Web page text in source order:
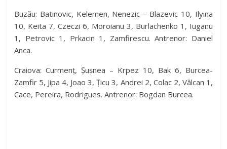
Buzău: Batinovic, Kelemen, Nenezic – Blazevic 10, Ilyina
10, Keita 7, Czeczi 6, Moroianu 3, Burlachenko 1, Iuganu
1, Petrovic 1, Prkacin 1, Zamfirescu. Antrenor: Daniel
Anca.
Craiova: Curmenț, Șușnea – Krpez 10, Bak 6, Burcea-
Zamfir 5, Jipa 4, Joao 3, Țicu 3, Andrei 2, Colac 2, Vâlcan 1,
Cace, Pereira, Rodrigues. Antrenor: Bogdan Burcea.